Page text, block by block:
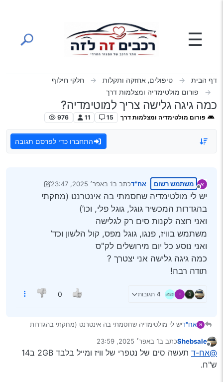
☰
דף הבית טיפולים, אחזקה ותקלות
חלקי חילוף
פורום מולטימדיה ומצלמות דרך
כמה גיגה גלישה צריך למוטימדיה?
פורום מולטימדיה ומצלמות דרך 15
11
976
התחברו כדי לפרסם תגובה
א
מנותק
משתמש רשום אח"דכתב ב1 באפר׳ 2025, 23:47
נערך לאחרונה על ידי אח"ד4 בינו׳ 2025, 23:47
יש לי מולטימדיה שחסמתי בה אינטרנט (מחקתי
בהגדרות המכשיר גוגל, גוגל פלי, וכו’)
ואני רוצה לקנות סים רק לגלישה
משתמש בוויז, פנגו, גוגל מפס, קול הלשון וכד’
ואני נוסע כל יום מירושלים לק"ס
כמה גיגה גלישה אני יצטרך ?
תודה רבה!
י 4 תגובות 0
א אח"דיש לי מולטימדיה שחסמתי בה אינטרנט (מחקתי בהגדרות
ואני רוצה לקנות סים רק לגלישה
משתמש בוויז, פנגו, גוגל מפס, קול הלשון וכד’
Shebsaleכתב ב1 באפר׳ 2025, 23:59
נערך לאחרונה על ידי
@אח-ד
תעשה סים של נטפרי של וויז ומייל בלבד 2GB ב14
ש"ח.